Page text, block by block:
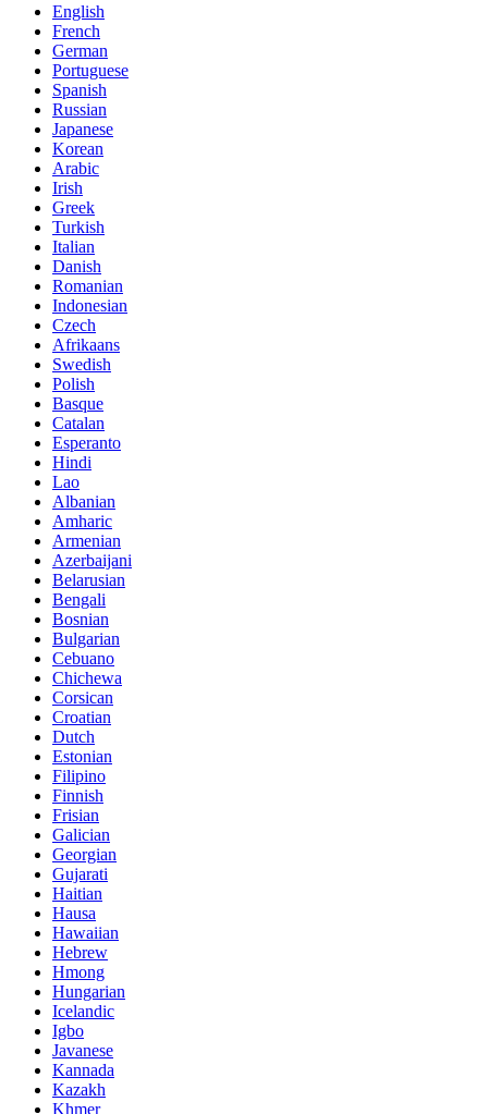
English
French
German
Portuguese
Spanish
Russian
Japanese
Korean
Arabic
Irish
Greek
Turkish
Italian
Danish
Romanian
Indonesian
Czech
Afrikaans
Swedish
Polish
Basque
Catalan
Esperanto
Hindi
Lao
Albanian
Amharic
Armenian
Azerbaijani
Belarusian
Bengali
Bosnian
Bulgarian
Cebuano
Chichewa
Corsican
Croatian
Dutch
Estonian
Filipino
Finnish
Frisian
Galician
Georgian
Gujarati
Haitian
Hausa
Hawaiian
Hebrew
Hmong
Hungarian
Icelandic
Igbo
Javanese
Kannada
Kazakh
Khmer